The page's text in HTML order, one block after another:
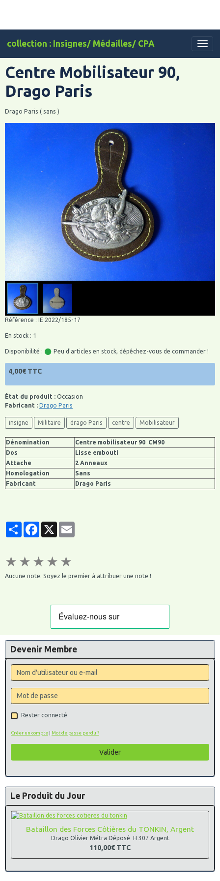
collection : Insignes/ Médailles/ CPA
Centre Mobilisateur 90,
Drago Paris
Drago Paris ( sans )
Référence : IE 2022/185-17
En stock : 1
Disponibilité : Peu d'articles en stock, dépêchez-vous de commander !
4,00€ TTC
État du produit : Occasion
Fabricant : Drago Paris
insigne Militaire drago Paris centre Mobilisateur
Dénomination
Centre mobilisateur 90 CM90
Dos
Lisse embouti
Attache
2 Anneaux
Homologation
Sans
Fabricant
Drago Paris
PartagerFacebook
★ ★ ★ ★ ★
Aucune note. Soyez le premier à attribuer une note !
Devenir Membre
Rester connecté
Créer un compte | Mot de passe perdu ?
Valider
Le Produit du Jour
Bataillon des Forces Côtières du TONKIN, Argent
Drago Olivier Métra Déposé H 307 Argent
110,00€ TTC